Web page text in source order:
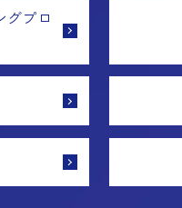
グプロ